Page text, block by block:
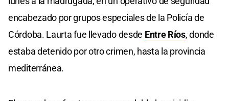
encabezado por grupos especiales de la Policía de
Córdoba. Laurta fue llevado desde Entre Ríos, donde
estaba detenido por otro crimen, hasta la provincia
mediterránea.